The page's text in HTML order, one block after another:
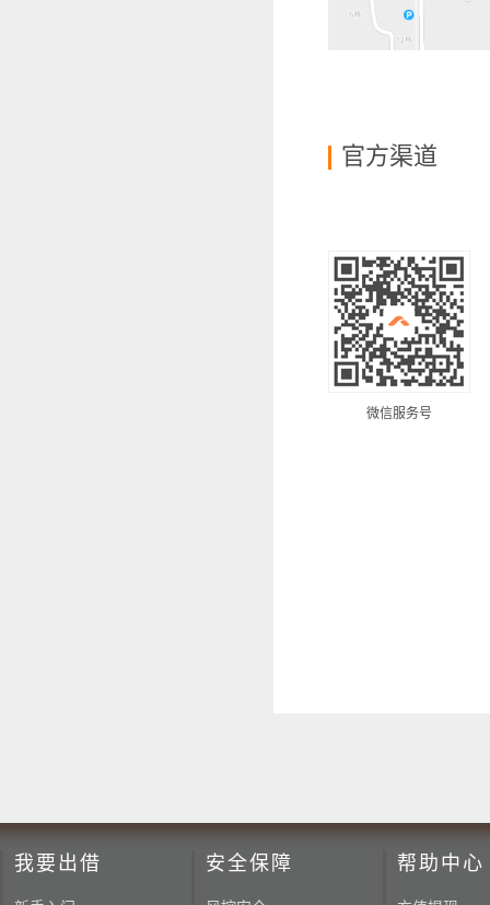
官方渠道
微信服务号
我要出借 安全保障 帮助中心